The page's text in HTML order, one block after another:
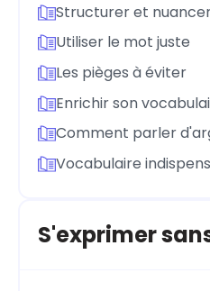
Structurer et
Utiliser le mot juste
Les pièges à éviter
Enrichir son
Comment parler
Vocabulaire
S'exprimer